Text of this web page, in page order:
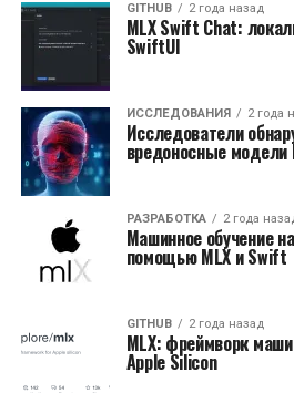
GITHUB 2 года назад
MLX Swift Chat:
SwiftUI
ИССЛЕДОВАНИЯ 2 года
Исследователи
вредоносные модели
РАЗРАБОТКА 2 года
Машинное обучение
помощью MLX и Swift
GITHUB 2 года назад
MLX: фреймворк
Apple Silicon